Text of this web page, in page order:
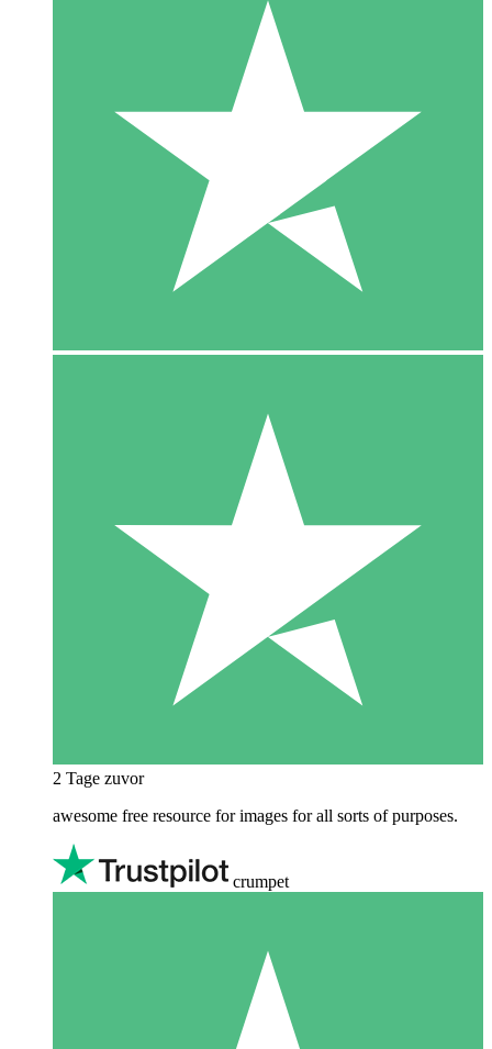
2 Tage zuvor
awesome free resource for images for all sorts of purposes.
crumpet